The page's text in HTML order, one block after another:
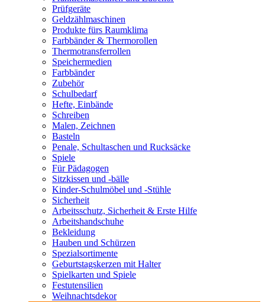
Prüfgeräte
Geldzählmaschinen
Produkte fürs Raumklima
Farbbänder & Thermorollen
Thermotransferrollen
Speichermedien
Farbbänder
Zubehör
Schulbedarf
Hefte, Einbände
Schreiben
Malen, Zeichnen
Basteln
Penale, Schultaschen und Rucksäcke
Spiele
Für Pädagogen
Sitzkissen und -bälle
Kinder-Schulmöbel und -Stühle
Sicherheit
Arbeitsschutz, Sicherheit & Erste Hilfe
Arbeitshandschuhe
Bekleidung
Hauben und Schürzen
Spezialsortimente
Geburtstagskerzen mit Halter
Spielkarten und Spiele
Festutensilien
Weihnachtsdekor